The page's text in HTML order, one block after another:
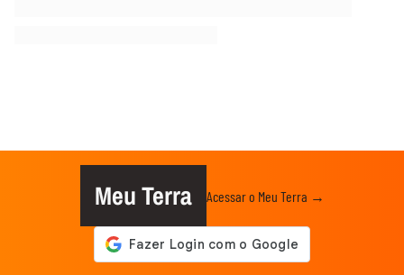
Meu Terra Acessar o Meu Terra →